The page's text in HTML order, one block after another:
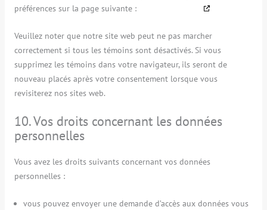
préférences sur la page suivante :
Veuillez noter que notre site web peut ne pas marcher
correctement si tous les témoins sont désactivés. Si vous
supprimez les témoins dans votre navigateur, ils seront de
nouveau placés après votre consentement lorsque vous
revisiterez nos sites web.
10. Vos droits concernant les données
personnelles
Vous avez les droits suivants concernant vos données
personnelles :
vous pouvez envoyer une demande d’accès aux données vous